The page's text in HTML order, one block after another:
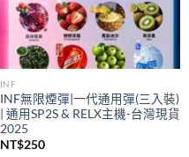
INF
INF無限煙彈|一代通用彈(三入裝)
| 通用SP2S & RELX主機-台灣現貨
2025
NT$250